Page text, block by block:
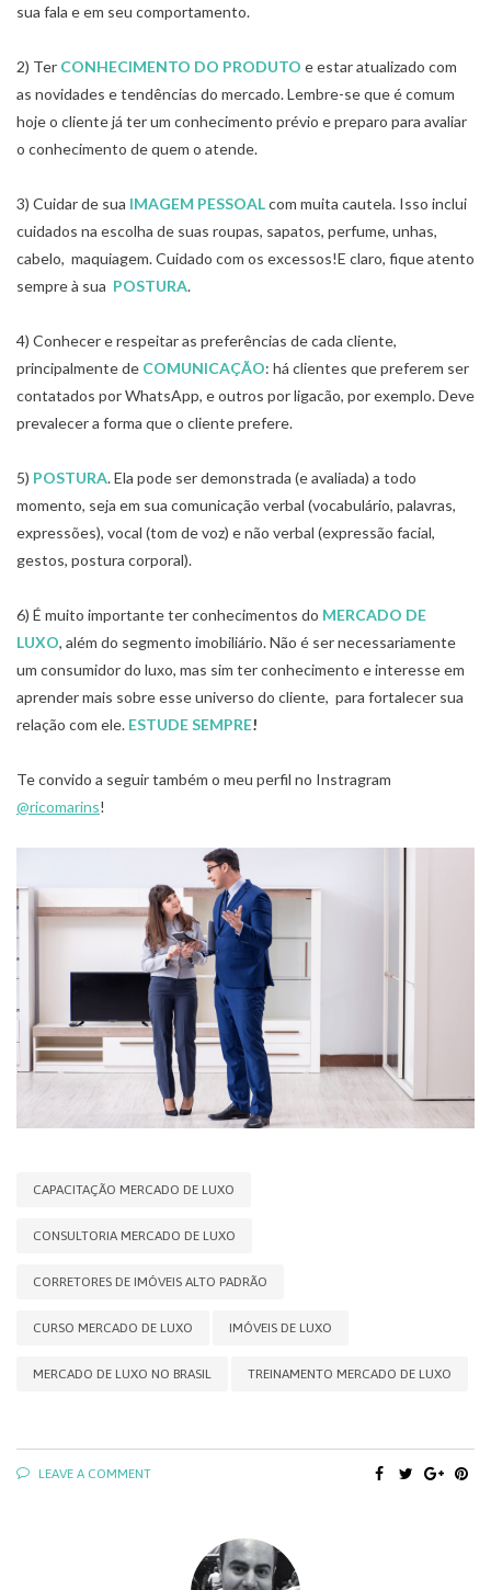
sua fala e em seu comportamento.
2) Ter CONHECIMENTO DO PRODUTO e estar atualizado com
as novidades e tendências do mercado. Lembre-se que é comum
hoje o cliente já ter um conhecimento prévio e preparo para avaliar
o conhecimento de quem o atende.
3) Cuidar de sua IMAGEM PESSOALcom muita cautela. Isso inclui
cuidados na escolha de suas roupas, sapatos, perfume, unhas,
cabelo, maquiagem. Cuidado com os excessos!E claro, fique atento
sempre à sua POSTURA.
4) Conhecer e respeitar as preferências de cada cliente,
principalmente de COMUNICAÇÃO: há clientes que preferem ser
contatados por WhatsApp, e outros por ligacão, por exemplo. Deve
prevalecer a forma que o cliente prefere.
5) POSTURA. Ela pode ser demonstrada (e avaliada) a todo
momento, seja em sua comunicação verbal (vocabulário, palavras,
expressões), vocal (tom de voz) e não verbal (expressão facial,
gestos, postura corporal).
6) É muito importante ter conhecimentos do MERCADO DE
LUXO, além do segmento imobiliário. Não é ser necessariamente
um consumidor do luxo, mas sim ter conhecimento e interesse em
aprender mais sobre esse universo do cliente, para fortalecer sua
relação com ele. ESTUDE SEMPRE!
Te convido a seguir também o meu perfil no Instragram
@ricomarins!
CAPACITAÇÃO MERCADO DE LUXO
CONSULTORIA MERCADO DE LUXO
CORRETORES DE IMÓVEIS ALTO PADRÃO
CURSO MERCADO DE LUXO IMÓVEIS DE LUXO
MERCADO DE LUXO NO BRASIL TREINAMENTO MERCADO DE LUXO
LEAVE A COMMENT